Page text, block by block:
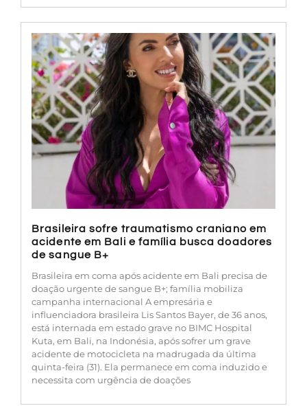
Brasileira sofre traumatismo craniano em
acidente em Bali e família busca doadores
de sangue B+
Brasileira em coma após acidente em Bali precisa de
doação urgente de sangue B+; família mobiliza
campanha internacional A empresária e
influenciadora brasileira Lis Santos Bayer, de 36 anos,
está internada em estado grave no BIMC Hospital
Kuta, em Bali, na Indonésia, após sofrer um grave
acidente de motocicleta na madrugada da última
quinta-feira (31). Ela permanece em coma induzido e
necessita com urgência de doações